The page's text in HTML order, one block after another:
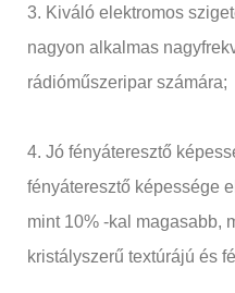
3. Kiváló elektromos
nagyon alkalmas
rádióműszeripar számára;
4. Jó fényáteresztő
fényáteresztő képessége
mint 10% -kal magasabb,
kristályszerű textúrájú és